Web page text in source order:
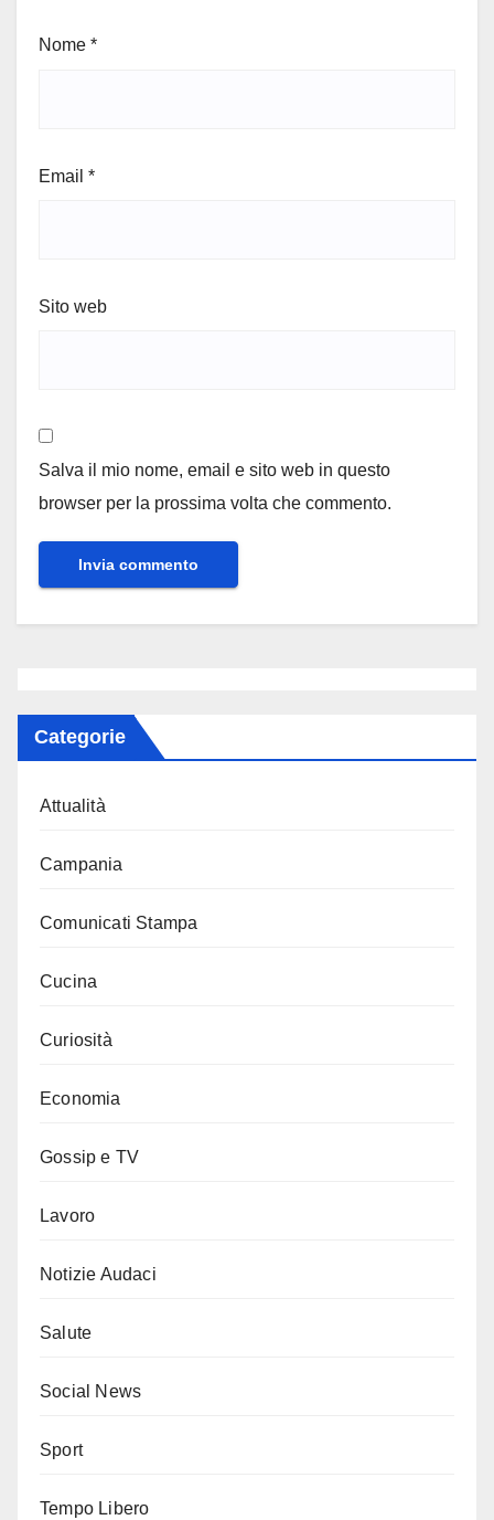
Nome *
Email *
Sito web
Salva il mio nome, email e sito web in questo
browser per la prossima volta che commento.
Categorie
Attualità
Campania
Comunicati Stampa
Cucina
Curiosità
Economia
Gossip e TV
Lavoro
Notizie Audaci
Salute
Social News
Sport
Tempo Libero